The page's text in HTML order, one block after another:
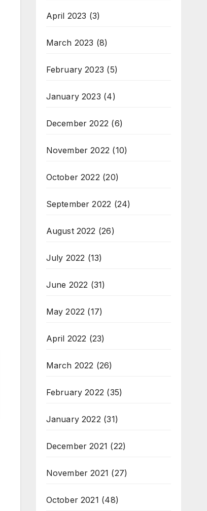
April 2023 (3)
March 2023 (8)
February 2023 (5)
January 2023 (4)
December 2022 (6)
November 2022 (10)
October 2022(20)
September 2022 (24)
August 2022 (26)
July 2022 (13)
June 2022 (31)
May 2022 (17)
April 2022 (23)
March 2022 (26)
February 2022 (35)
January 2022(31)
December 2021 (22)
November 2021 (27)
October 2021 (48)